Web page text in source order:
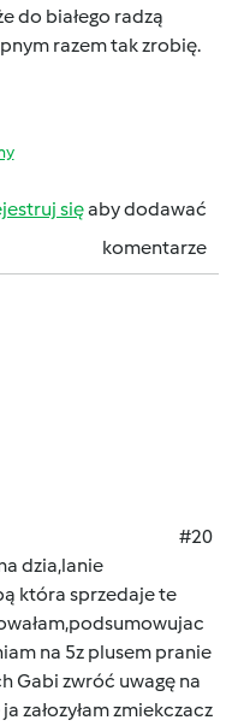
do białego radzą
razem tak zrobię.
sięaby dodawać
komentarze
#20
dzia,lanie
która sprzedaje te
na 5z plusem pranie
Gabi zwróć uwagę na
załozyłam zmiekczacz